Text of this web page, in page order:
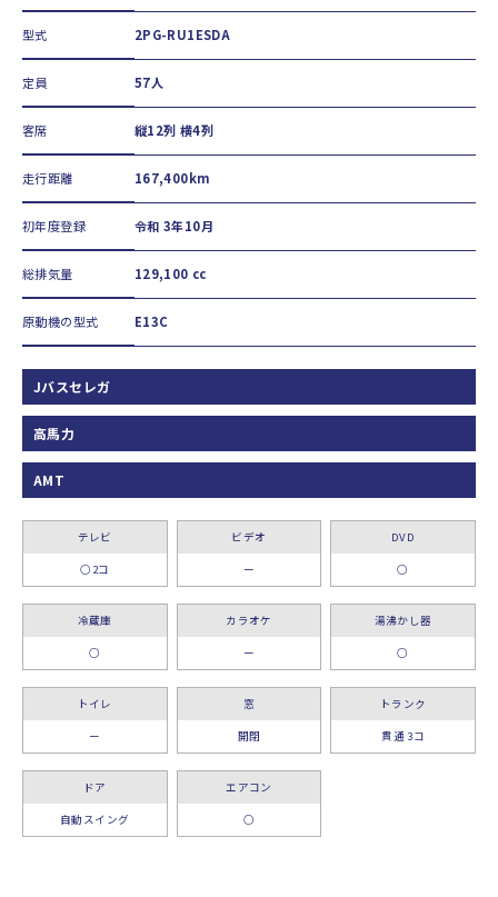
型式 2PG-RU1ESDA
定員 57人
客席 縦12列 横4列
走行距離 167,400km
初年度登録 令和 3年10月
総排気量 129,100 cc
原動機の型式 E13C
Jバスセレガ
高馬力
AMT
テレビ
○2コ
ビデオ
ー
DVD
○
冷蔵庫
○
カラオケ
ー
湯沸かし器
○
トイレ
ー
窓
開閉
トランク
貫通 3コ
ドア
自動スイング
エアコン
○